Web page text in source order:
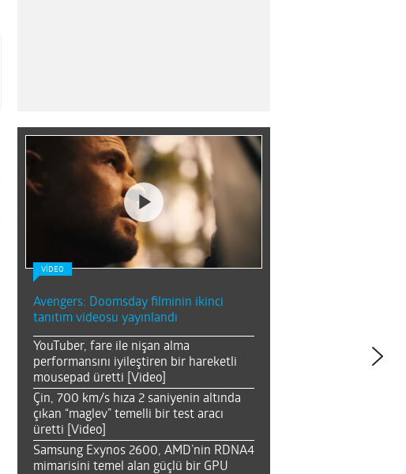
VİDEO
Avengers: Doomsday filminin ikinci
tanıtım videosu yayınlandı
YouTuber, fare ile nişan alma
performansını iyileştiren bir hareketli
mousepad üretti [Video]
Çin, 700 km/s hıza 2 saniyenin altında
çıkan “maglev” temelli bir test aracı
üretti [Video]
Samsung Exynos 2600, AMD’nin RDNA4
mimarisini temel alan güçlü bir GPU